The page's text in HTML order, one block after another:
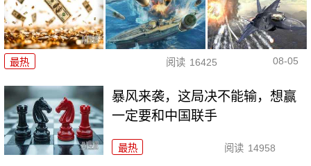
最热 阅读 16425 08-05
暴风来袭，这局决不能输，想赢
一定要和中国联手
最热 阅读 14958